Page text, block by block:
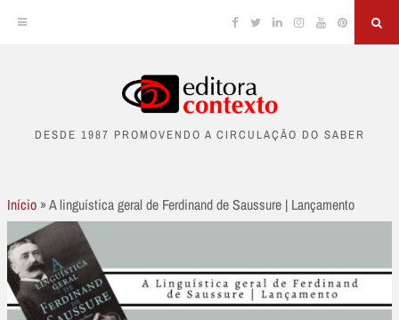
content
Facebook
TwitterLinkedinInstagram
YouTubePinterest
DESDE 1987 PROMOVENDO A CIRCULAÇÃO DO SABER
Início »A linguística geral de Ferdinand de Saussure | Lançamento